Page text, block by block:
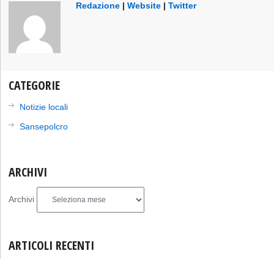
Redazione |Website |Twitter
CATEGORIE
Notizie locali
Sansepolcro
ARCHIVI
Archivi
ARTICOLI RECENTI